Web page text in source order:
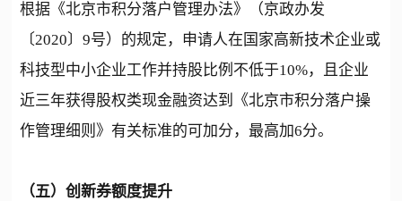
根据《北京市积分落户管理办法》（京政办发
〔2020〕9号）的规定，申请人在国家高新技术企业或
科技型中小企业工作并持股比例不低于10%，且企业
近三年获得股权类现金融资达到《北京市积分落户操
作管理细则》有关标准的可加分，最高加6分。
（五）创新券额度提升